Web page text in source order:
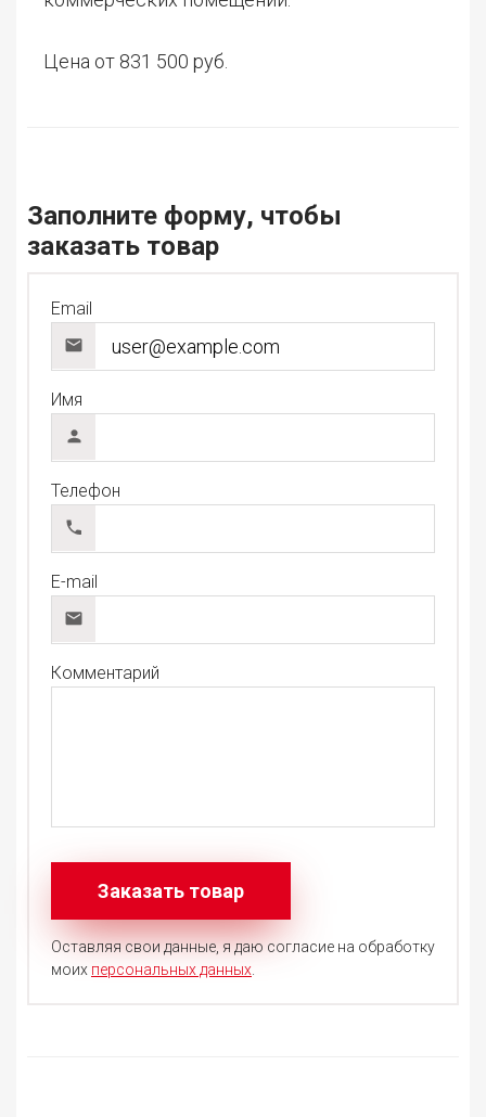
Цена от 831 500 руб.
Заполните форму, чтобы
заказать товар
Email
Имя
Телефон
E-mail
Комментарий
Оставляя свои данные, я даю согласие на обработку
моих персональных данных